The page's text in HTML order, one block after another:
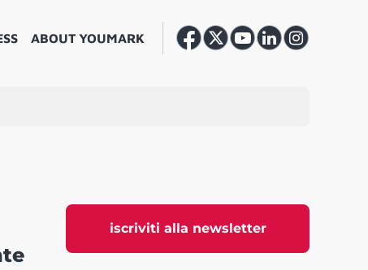
ABOUT YOUMARK
iscriviti alla newsletter